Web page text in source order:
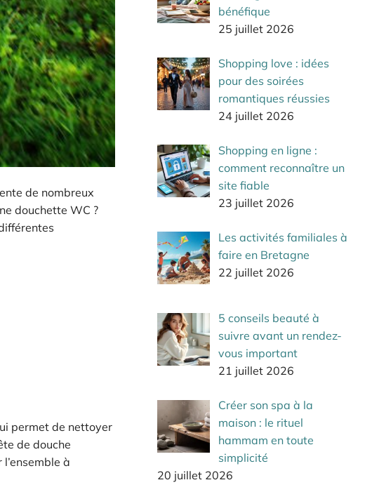
de nombreux
douchette WC ?
permet de nettoyer
de douche
à
bénéfique
25 juillet 2026
Shopping love : idées
pour des soirées
romantiques réussies
24 juillet 2026
Shopping en ligne :
comment reconnaître un
site fiable
23 juillet 2026
Les activités familiales à
faire en Bretagne
22 juillet 2026
5 conseils beauté à
suivre avant un rendez-
vous important
21 juillet 2026
Créer son spa à la
maison : le rituel
hammam en toute
simplicité
20 juillet 2026